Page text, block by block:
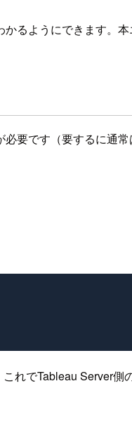
るようにできます。
要です（要するに通
れでTableau Server側